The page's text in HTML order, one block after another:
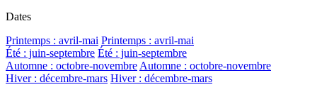
Dates
Printemps : avril-mai Printemps : avril-mai
Été : juin-septembre Été : juin-septembre
Automne : octobre-novembreAutomne : octobre-novembre
Hiver : décembre-mars Hiver : décembre-mars